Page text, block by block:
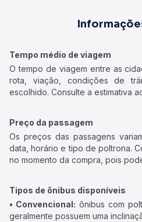
Tempo médio de viagem
O tempo de viagem entre as
rota, viação, condições de
escolhido. Consulte a estimativa
Preço da passagem
Os preços das passagens
data, horário e tipo de poltrona.
no momento da compra, pois
Tipos de ônibus disponíveis
• Convencional: ônibus com
geralmente possuem uma